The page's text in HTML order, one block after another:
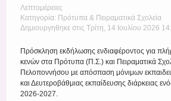
Λεπτομέρειες
Κατηγορία: Πρότυπα & Πειραματικά Σχολεία
Δημιουργηθηκε στις Τρίτη, 14 Ιουλίου 2026
Πρόσκληση εκδήλωσης ενδιαφέροντος για
κενών στα Πρότυπα (Π.Σ.) και Πειραματικά
Πελοποννήσου με απόσπαση μόνιμων
και Δευτεροβάθμιας εκπαίδευσης διάρκειας
2026-2027.